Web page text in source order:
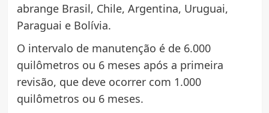
abrange Brasil, Chile, Argentina, Uruguai,
Paraguai e Bolívia.
O intervalo de manutenção é de 6.000
quilômetros ou 6 meses após a primeira
revisão, que deve ocorrer com 1.000
quilômetros ou 6 meses.